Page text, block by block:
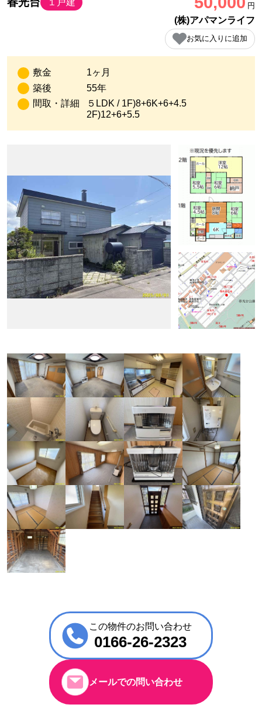
円
(株)アパマンライフ
お気に入りに追加
敷金
1ヶ月
築後
55年
間取・詳細
５LDK / 1F)8+6K+6+4.5
2F)12+6+5.5
この物件のお問い合わせ
0166-26-2323
メールでの問い合わせ